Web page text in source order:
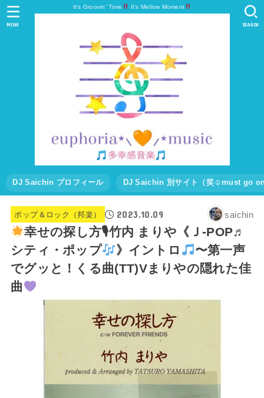
It's Groovin' Time It's Mellow Moment
DJ Saichin プロフィール DJ Saichin 別サイト（笑☺must go
SEARCH
MENU
ポップ＆ロック（邦楽） 2023.10.09 saichin
幸せの探し方🎙竹内 まりや《Ｊ-POP♬
シティ・ポップ
》イントロ
〜第一声
でグッと！くる曲(TT)Vまりやの隠れた佳
曲